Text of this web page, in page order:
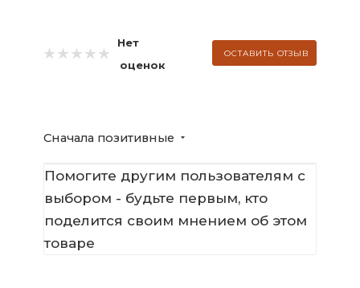
Нет
оценок
ОСТАВИТЬ ОТЗЫВ
Сначала позитивные
Помогите другим пользователям с
выбором - будьте первым, кто
поделится своим мнением об этом
товаре